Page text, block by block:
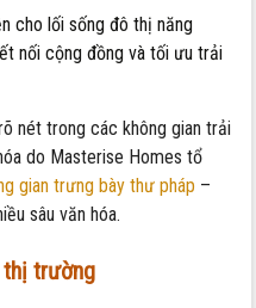
cho lối sống đô thị năng
nối cộng đồng và tối ưu trải
nét trong các không gian trải
do Masterise Homes tổ
gian trưng bày thư pháp –
sâu văn hóa.
trường